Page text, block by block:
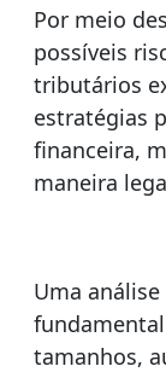
Por meio
possíveis
tributários
estratégias
financeira,
maneira
Uma
tamanhos,